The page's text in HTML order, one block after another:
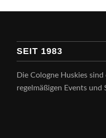
SEIT 1983
Die Cologne Huskies
regelmäßigen Events und